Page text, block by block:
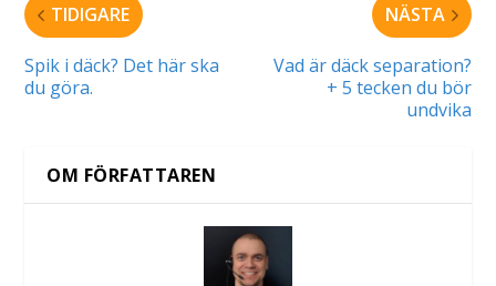
TIDIGARE
Spik i däck? Det här ska
du göra.
NÄSTA
Vad är däck separation?
+ 5 tecken du bör
undvika
OM FÖRFATTAREN